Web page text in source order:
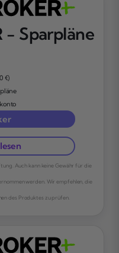
- Sparpläne
€)
Auch kann keine Gewähr für die
werden. Wir empfehlen, die
des Produktes zu prüfen.